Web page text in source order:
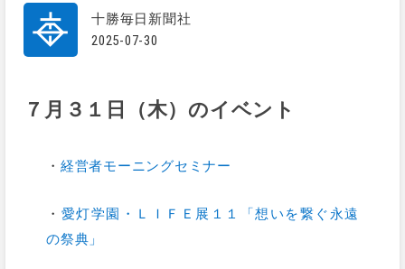
十勝毎日新聞社
2025-07-30
７月３１日（木）のイベント
・ 経営者モーニングセミナー
・ 愛灯学園・ＬＩＦＥ展１１「想いを繋ぐ永遠
の祭典」